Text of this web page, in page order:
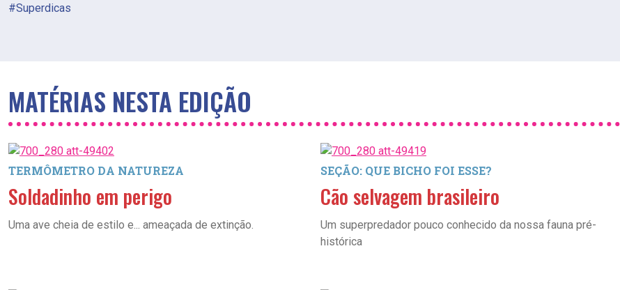
#Superdicas
MATÉRIAS NESTA EDIÇÃO
TERMÔMETRO DA NATUREZA
Soldadinho em perigo
Uma ave cheia de estilo e... ameaçada de extinção.
SEÇÃO: QUE BICHO FOI ESSE?
Cão selvagem brasileiro
Um superpredador pouco conhecido da nossa fauna pré-
histórica